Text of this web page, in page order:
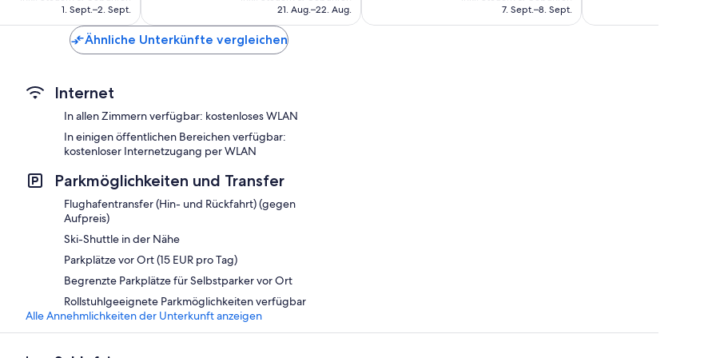
beträgt
1. Sept.–2. Sept.
beträgt
21. Aug.–22. Aug.
beträgt
7. Sept.–8. Sept.
Ähnliche Unterkünfte vergleichen
Internet
In allen Zimmern verfügbar: kostenloses WLAN
In einigen öffentlichen Bereichen verfügbar:
kostenloser Internetzugang per WLAN
Parkmöglichkeiten und Transfer
Flughafentransfer (Hin- und Rückfahrt) (gegen
Aufpreis)
Ski-Shuttle in der Nähe
Parkplätze vor Ort (15 EUR pro Tag)
Begrenzte Parkplätze für Selbstparker vor Ort
Rollstuhlgeeignete Parkmöglichkeiten verfügbar
Alle Annehmlichkeiten der Unterkunft anzeigen